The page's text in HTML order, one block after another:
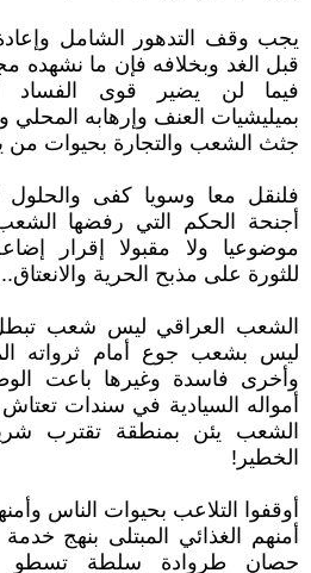
يجب وقف التدهور الشامل
قبل الغد وبخلافه فإن ما نشهده
فيما لن يضير قوى الفساد
بميليشيات العنف وإرهابه
جثث الشعب والتجارة بحيوات من
فلنقل معا وسويا كفى
أجنحة الحكم التي رفضها
موضوعيا ولا مقبولا إقرار
للثورة على مذبح الحرية والانعتاق..
الشعب العراقي ليس شعب
ليس بشعب جوع أمام ثرواته
وأخرى فاسدة وغيرها باعت
أمواله السيادية في سندات
الشعب يئن بمنطقة تقترب
الخطير!
أوقفوا التلاعب بحيوات الناس
أمنهم الغذائي المبتلى بنهج
حصان طروادة سلطة تسطو